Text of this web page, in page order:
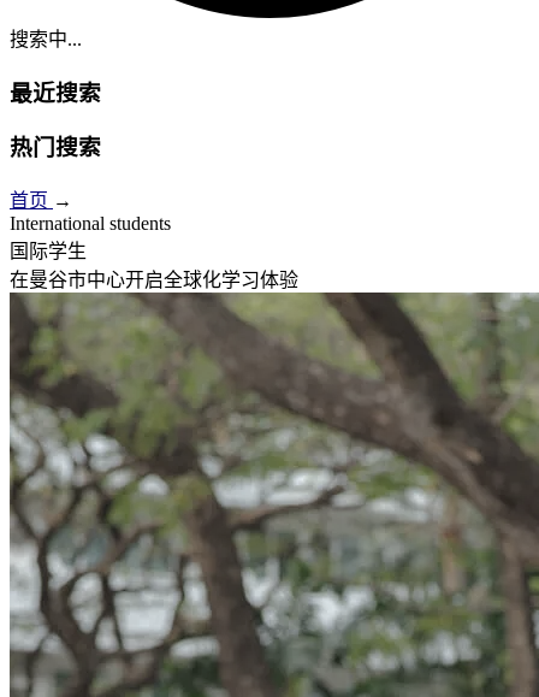
搜索中...
最近搜索
热门搜索
首页 →
International students
国际学生
在曼谷市中心开启全球化学习体验